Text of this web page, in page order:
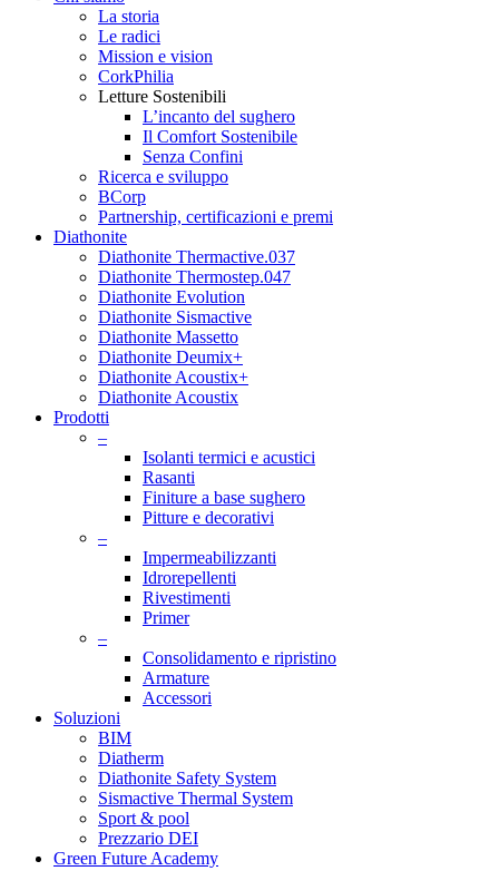
La storia
Le radici
Mission e vision
CorkPhilia
Letture Sostenibili
L’incanto del sughero
Il Comfort Sostenibile
Senza Confini
Ricerca e sviluppo
BCorp
Partnership, certificazioni e premi
Diathonite
Diathonite Thermactive.037
Diathonite Thermostep.047
Diathonite Evolution
Diathonite Sismactive
Diathonite Massetto
Diathonite Deumix+
Diathonite Acoustix+
Diathonite Acoustix
Prodotti
–
Isolanti termici e acustici
Rasanti
Finiture a base sughero
Pitture e decorativi
–
Impermeabilizzanti
Idrorepellenti
Rivestimenti
Primer
–
Consolidamento e ripristino
Armature
Accessori
Soluzioni
BIM
Diatherm
Diathonite Safety System
Sismactive Thermal System
Sport & pool
Prezzario DEI
Green Future Academy